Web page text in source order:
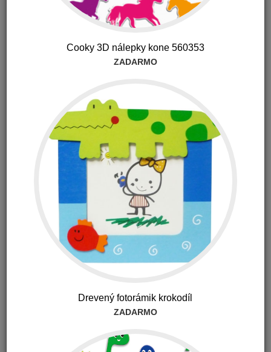
-20%
Boon Frog Pod - Žaba do kúpeľne - mini
34.32 €
Whale Pod – Veľryba do kúpeľne Boon
Cooky 3D nálepky kone 560353
ZADARMO
Drevený fotorámik krokodíl
ZADARMO